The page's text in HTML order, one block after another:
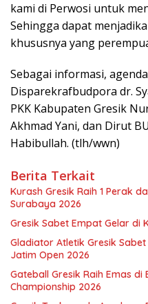
kami di Perwosi untuk
Sehingga dapat
khususnya yang
Sebagai informasi,
Disparekrafbudpora dr.
PKK Kabupaten Gresik
Akhmad Yani, dan Dirut
Habibullah. (tlh/wwn)
Berita Terkait
Kurash Gresik Raih 1 Perak
Surabaya 2026
Gresik Sabet Empat Gelar di
Gladiator Atletik Gresik
Jatim Open 2026
Gateball Gresik Raih Emas di
Championship 2026